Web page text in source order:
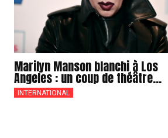
Marilyn Manson blanchi à Los
Angeles : un coup de théâtre...
INTERNATIONAL